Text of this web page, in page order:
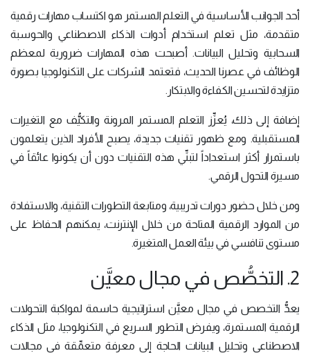
أحد الجوانب الأساسية في التعلم المستمر هو اكتساب مهارات رقمية
متقدمة، مثل تعلم استخدام أدوات الذكاء الاصطناعي والحوسبة
السحابية وتحليل البيانات. أصبحت هذه المهارات ضرورية لمعظم
الوظائف في عصرنا الحديث، فتعتمد الشركات على التكنولوجيا بصورة
متزايدة لتحسين الكفاءة والابتكار.
إضافة إلى ذلك، يُعزِّز التعلم المستمر المرونة والتكيُّف مع التغيرات
المستقبلية. ومع ظهور تقنيات جديدة، يصبح الأفراد الذين يتعلمون
باستمرار أكثر استعداداً لتبنِّي هذه التقنيات دون أن يكونوا عائقاً في
مسيرة التحول الرقمي.
ومن خلال حضور دورات تدريبية، ومتابعة التطورات التقنية، والاستفادة
من الموارد الرقمية المتاحة من خلال الإنترنت، يمكنهم الحفاظ على
مستوى تنافسي في بيئة العمل المتغيرة.
2. التخصُّص في مجال معيَّن
يعدُّ التخصص في مجال معيَّن استراتيجية حاسمة لمواكبة التحولات
الرقمية المستمرة، ويفرض التطور السريع في التكنولوجيا، مثل الذكاء
الاصطناعي وتحليل البيانات الحاجة إلى معرفة متعمِّقة في مجالات